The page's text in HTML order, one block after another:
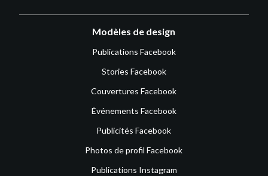
Modèles de design
Publications Facebook
Stories Facebook
Couvertures Facebook
Événements Facebook
Publicités Facebook
Photos de profil Facebook
Publications Instagram